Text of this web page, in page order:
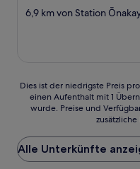
Sterne-
6,9 km von Station
Dies
der
Preis
pro
Nacht,
Dies ist der niedrigste Preis
einen Aufenthalt mit 1
wurde. Preise und
Alle Unterkünfte